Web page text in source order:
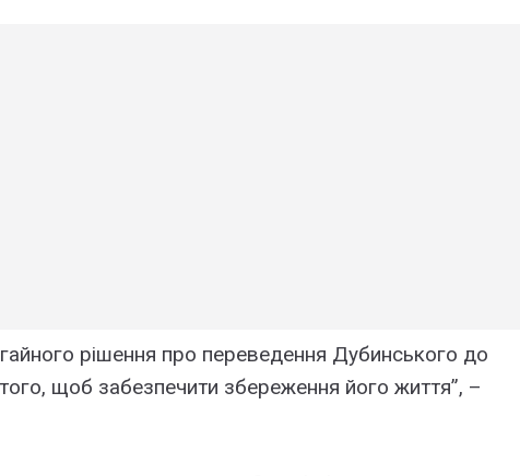
рішення про переведення Дубинського до
щоб забезпечити збереження його життя”, –